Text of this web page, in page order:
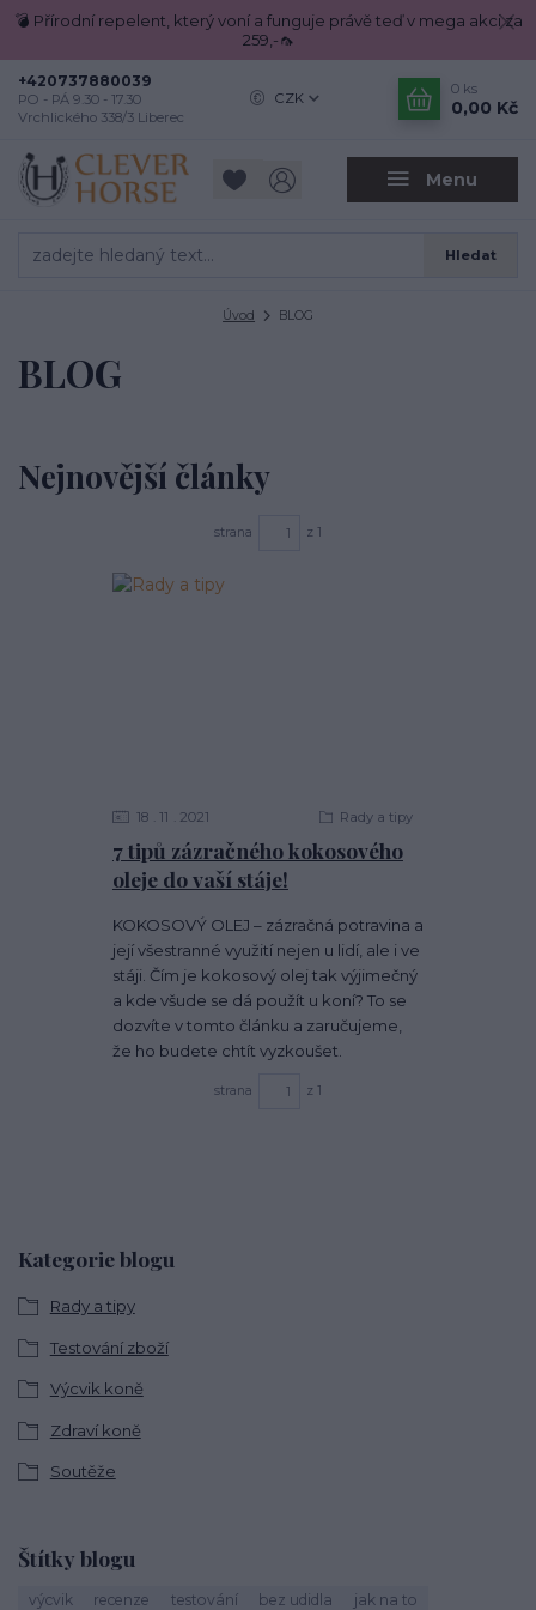
💣 Přírodní repelent, který voní a funguje právě teď v mega akci za
259,-🦟
Menu
CZK
Hledat
+420737880039
PO - PÁ 9.30 - 17.30
Vrchlického 338/3 Liberec
0 ks
0,00 Kč
Úvod BLOG
Kategorie blogu
Rady a tipy
Testování zboží
Výcvik koně
Zdraví koně
Soutěže
Štítky blogu
výcvik recenze testování bez udidla
jak na to
BLOG
Nejnovější články
strana z 1
7 tipů zázračného kokosového
oleje do vaší stáje!
18 11 2021 Rady a tipy
KOKOSOVÝ OLEJ – zázračná potravina a
její všestranné využití nejen u lidí, ale i ve
stáji. Čím je kokosový olej tak výjimečný
a kde všude se dá použít u koní? To se
dozvíte v tomto článku a zaručujeme,
že ho budete chtít vyzkoušet.
strana z 1